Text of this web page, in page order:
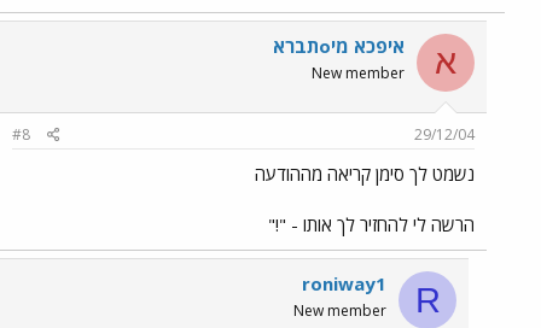
א איפכא מיoתברא
New member
29/12/04
#8
נשמט לך סימן קריאה מההודעה
הרשה לי להחזיר לך אותו - "!"
R
roniway1
New member